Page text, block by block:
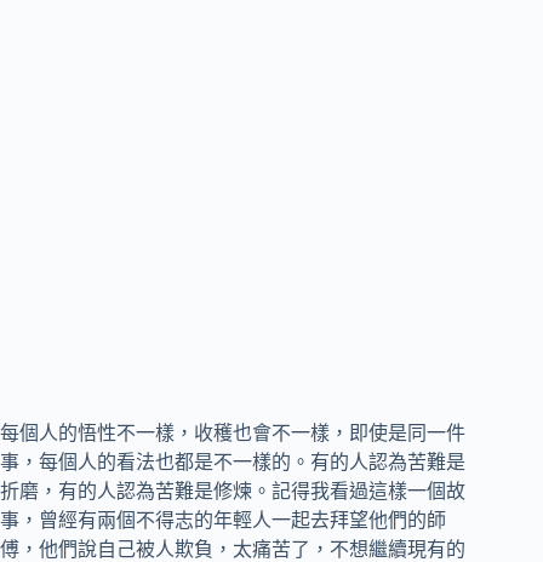
每個人的悟性不一樣，收穫也會不一樣，即使是同一件
事，每個人的看法也都是不一樣的。有的人認為苦難是
折磨，有的人認為苦難是修煉。記得我看過這樣一個故
事，曾經有兩個不得志的年輕人一起去拜望他們的師
傅，他們說自己被人欺負，太痛苦了，不想繼續現有的